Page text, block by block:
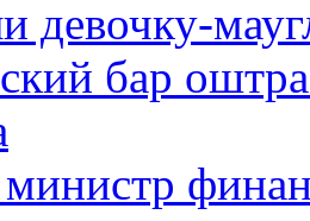
девочку-
бар